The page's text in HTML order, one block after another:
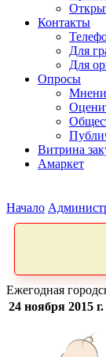
Контакты
Для
Для
Опросы
Витрина
Амаркет
Начало
Ежегодная
24 ноября 2015